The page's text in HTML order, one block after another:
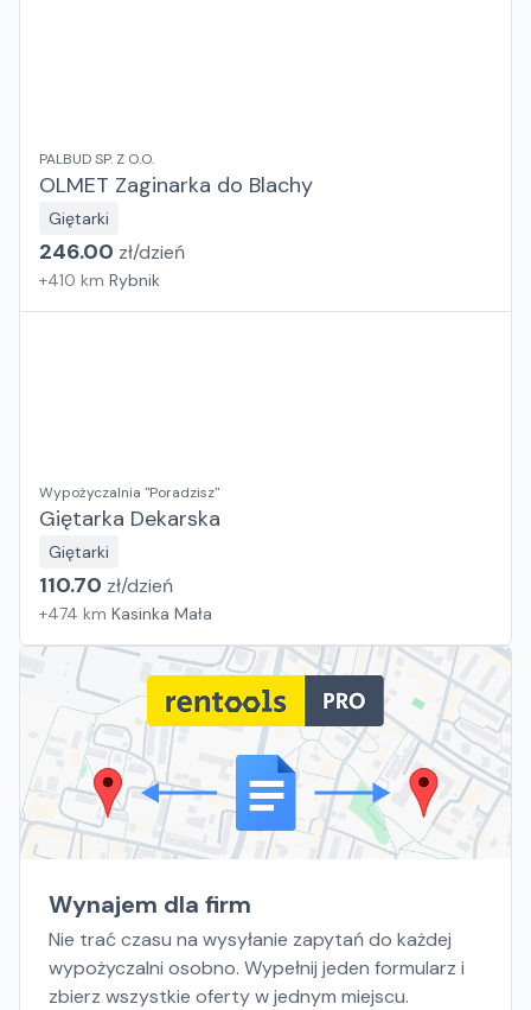
PALBUD SP. Z O.O.
OLMET Zaginarka do Blachy
Giętarki
246.00 zł/dzień
+410 km Rybnik
Wypożyczalnia "Poradzisz"
Giętarka Dekarska
Giętarki
110.70 zł/dzień
+474 km Kasinka Mała
Wynajem dla firm
Nie trać czasu na wysyłanie zapytań do każdej
wypożyczalni osobno. Wypełnij jeden formularz i
zbierz wszystkie oferty w jednym miejscu.